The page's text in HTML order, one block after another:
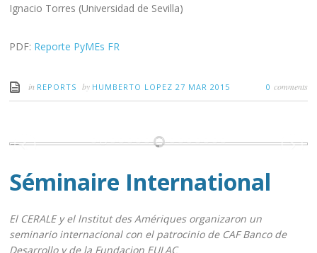
Ignacio Torres (Universidad de Sevilla)
PDF: Reporte PyMEs FR
in REPORTS by HUMBERTO LOPEZ27 MAR 2015 0 comments